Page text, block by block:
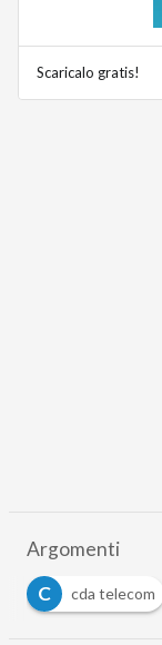
Scaricalo gratis!
Argomenti
C
cda telecom